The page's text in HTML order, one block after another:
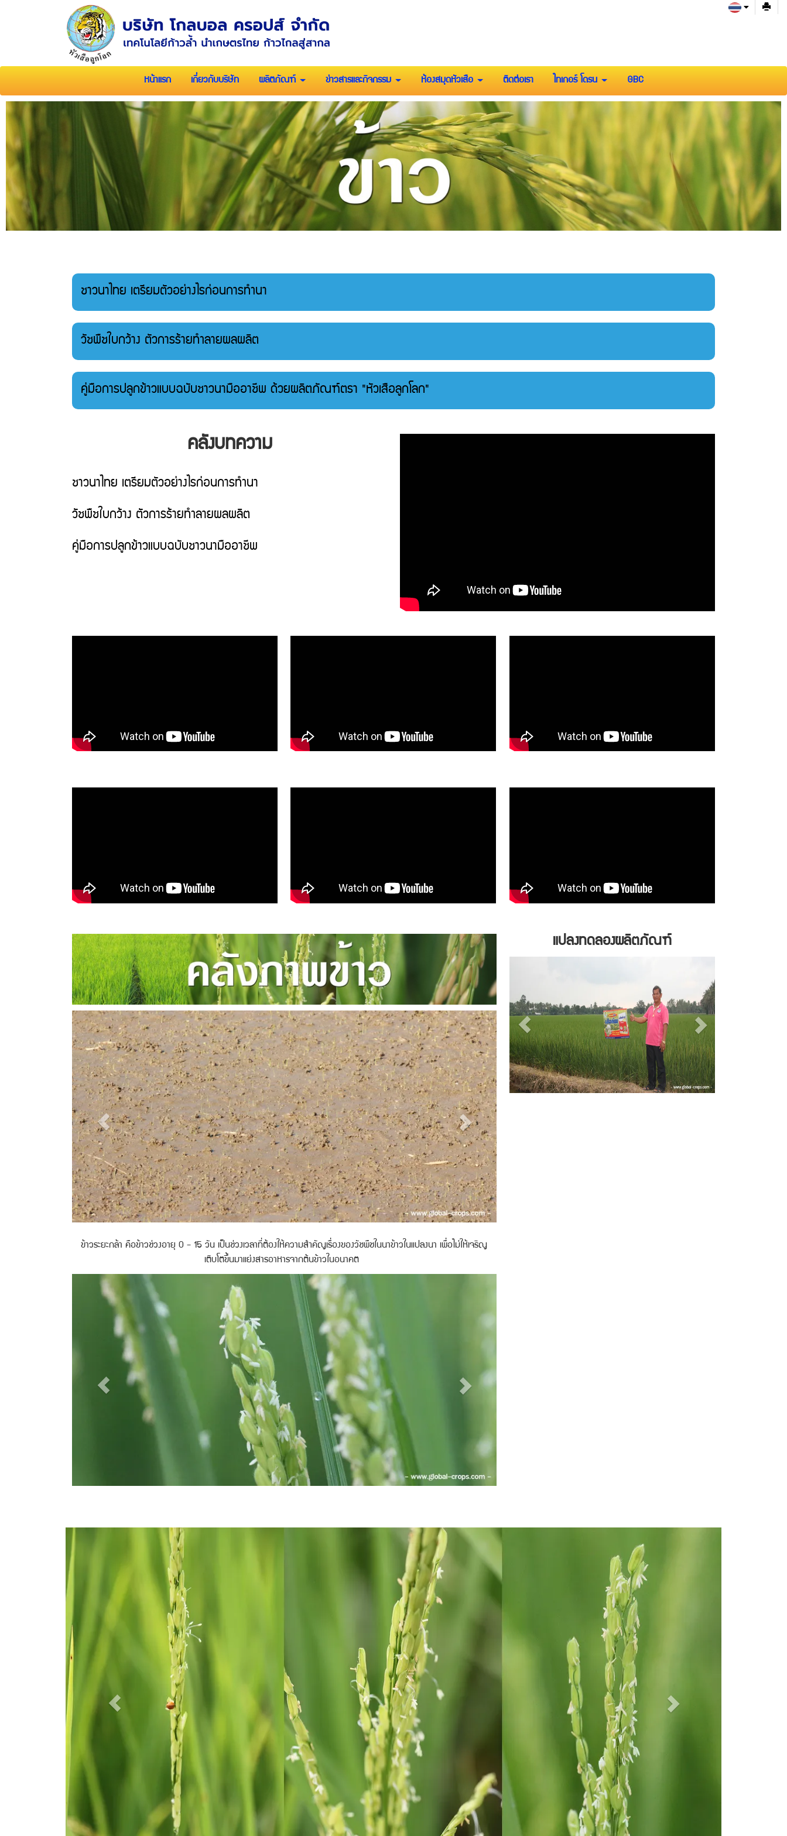
หน้าแรก เกี่ยวกับบริษัท ผลิตภัณฑ์ ข่าวสารและกิจกรรม ห้องสมุดหัวเสือ ติดต่อเรา ไทเกอร์ โดรน GBC
ชาวนาไทย เตรียมตัวอย่างไรก่อนการทำนา
วัชพืชใบกว้าง ตัวการร้ายทำลายผลผลิต
คู่มือการปลูกข้าวแบบฉบับชาวนามืออาชีพ ด้วยผลิตภัณฑ์ตรา "หัวเสือลูกโลก"
คลังบทความ
ชาวนาไทย เตรียมตัวอย่างไรก่อนการทำนา
วัชพืชใบกว้าง ตัวการร้ายทำลายผลผลิต
คู่มือการปลูกข้าวแบบฉบับชาวนามืออาชีพ
ข้าวระยะกล้า คือข้าวช่วงอายุ 0 - 15 วัน เป็นช่วงเวลาที่ต้องให้ความสำคัญเรื่องของวัชพืชในนาข้าวในแปลงนา เพื่อไม่ให้เจริญ
เติบโตขึ้นมาแย่งสารอาหารจากต้นข้าวในอนาคต
แปลงทดลองผลิตภัณฑ์